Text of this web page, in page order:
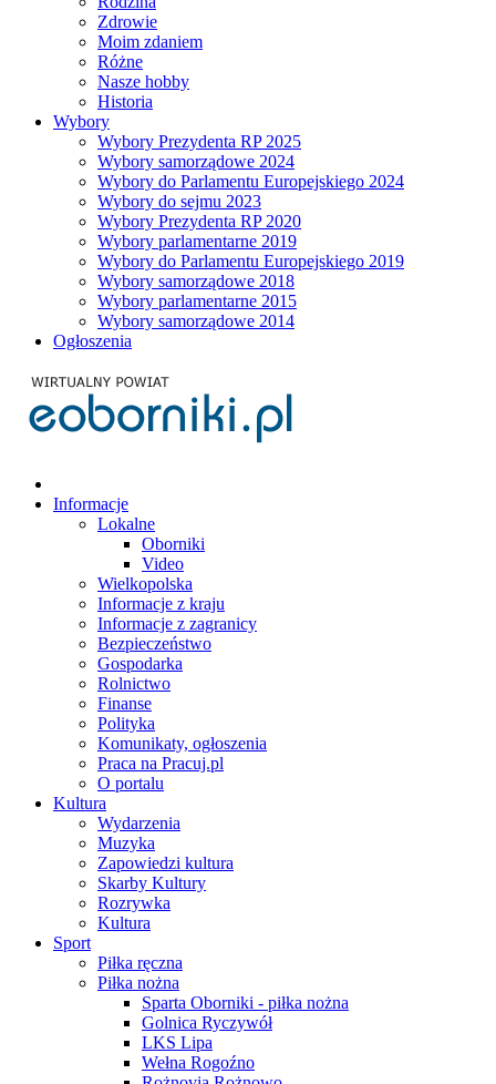
Zdrowie
Moim zdaniem
Różne
Nasze hobby
Historia
Wybory
Wybory Prezydenta RP 2025
Wybory samorządowe 2024
Wybory do Parlamentu Europejskiego 2024
Wybory do sejmu 2023
Wybory Prezydenta RP 2020
Wybory parlamentarne 2019
Wybory do Parlamentu Europejskiego 2019
Wybory samorządowe 2018
Wybory parlamentarne 2015
Wybory samorządowe 2014
Ogłoszenia
Informacje
Lokalne
Oborniki
Video
Wielkopolska
Informacje z kraju
Informacje z zagranicy
Bezpieczeństwo
Gospodarka
Rolnictwo
Finanse
Polityka
Komunikaty, ogłoszenia
Praca na Pracuj.pl
O portalu
Kultura
Wydarzenia
Muzyka
Zapowiedzi kultura
Skarby Kultury
Rozrywka
Kultura
Sport
Piłka ręczna
Piłka nożna
Sparta Oborniki - piłka nożna
Golnica Ryczywół
LKS Lipa
Wełna Rogoźno